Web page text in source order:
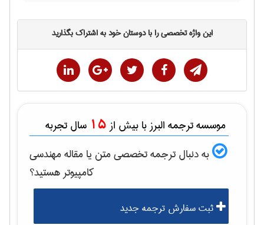
این واژه تخصصی را با دوستان خود به اشتراک بگذارید
موسسه ترجمه البرز با بیش از 15 سال تجربه
به دنبال ترجمه تخصصی متن یا مقالهمهندسی
كامپيوترهستید؟
ثبت سفارش ترجمه جدید